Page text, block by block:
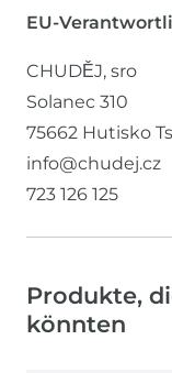
EU-
CHUDĚJ, sro
Solanec 310
75662 Hutisko
info@chudej.cz
723 126 125
Produkte,
könnten